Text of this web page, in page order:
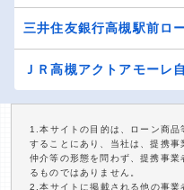
三井住友銀行高槻駅前ロ
ＪＲ高槻アクトアモーレ
1.本サイトの目的は、ローン商
することにあり、当社は、提携事
仲介等の形態を問わず、提携事
るものではありません。
2.本サイトに掲載される他の事業